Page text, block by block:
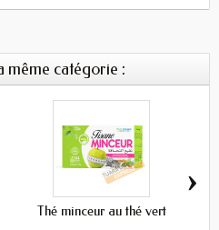
même catégorie :
Thé minceur au thé vert
›